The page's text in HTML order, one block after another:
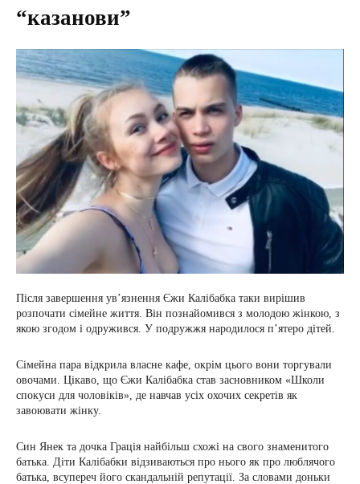
“казанови”
Після завершення ув’язнення Єжи Калібабка таки вирішив
розпочати сімейне життя. Він познайомився з молодою жінкою, з
якою згодом і одружився. У подружжя народилося п’ятеро дітей.
Сімейна пара відкрила власне кафе, окрім цього вони торгували
овочами. Цікаво, що Єжи Калібабка став засновником «Школи
спокуси для чоловіків», де навчав усіх охочих секретів як
завоювати жінку.
Син Янек та дочка Грація найбільш схожі на свого знаменитого
батька. Діти Калібабки відзиваються про нього як про люблячого
батька, всупереч його скандальній репутації. За словами доньки